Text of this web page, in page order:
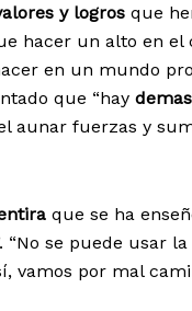
y logros que
hacer un alto en el
en un mundo
que “hay
aunar fuerzas y
que se ha
“No se puede usar
vamos por mal